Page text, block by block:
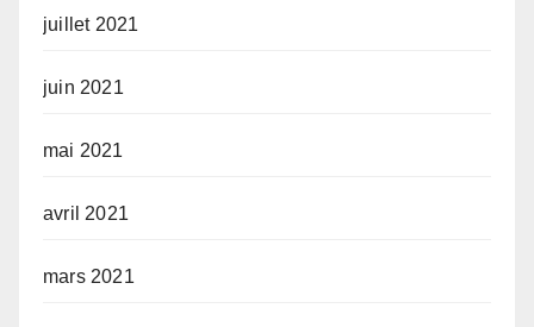
juillet 2021
juin 2021
mai 2021
avril 2021
mars 2021